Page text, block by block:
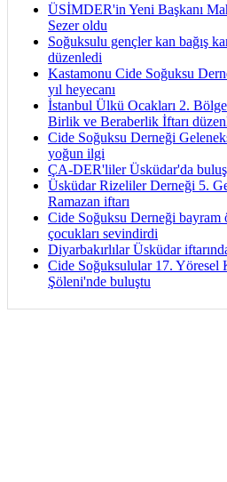
ÜSİMDER'in Yeni Başkanı
Sezer oldu
Soğuksulu gençler kan bağış
düzenledi
Kastamonu Cide Soğuksu
yıl heyecanı
İstanbul Ülkü Ocakları 2. Bölge
Birlik ve Beraberlik İftarı
Cide Soğuksu Derneği
yoğun ilgi
ÇA-DER'liler Üsküdar'da
Üsküdar Rizeliler Derneği 5.
Ramazan iftarı
Cide Soğuksu Derneği bayram
çocukları sevindirdi
Diyarbakırlılar Üsküdar
Cide Soğuksulular 17. Yöresel
Şöleni'nde buluştu